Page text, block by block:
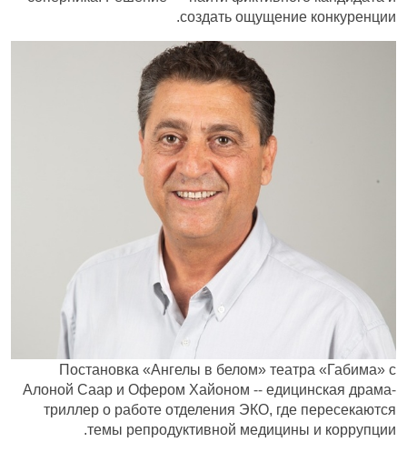
создать ощущение конкуренции.
Постановка «Ангелы в белом» театра «Габима» с
Алоной Саар и Офером Хайоном -- едицинская драма-
триллер о работе отделения ЭКО, где пересекаются
темы репродуктивной медицины и коррупции.